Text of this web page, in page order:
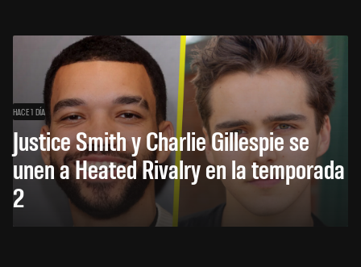
HACE 1 DÍA
Justice Smith y Charlie Gillespie se
unen a Heated Rivalry en la temporada
2